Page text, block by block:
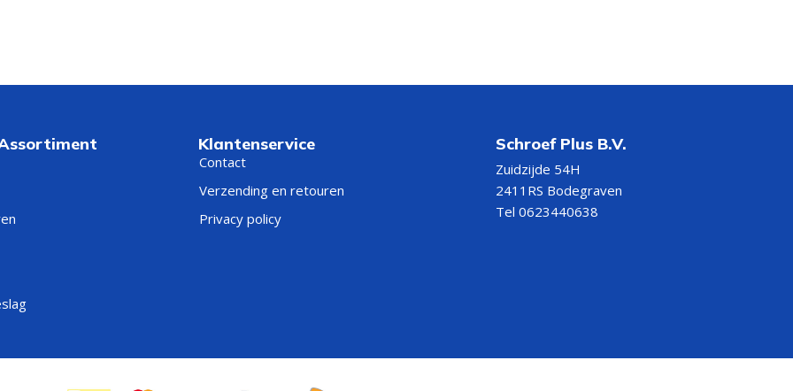
Klantenservice
Contact
Verzending en retouren
Privacy policy
Schroef Plus B.V.
Zuidzijde 54H
2411RS Bodegraven
Tel 0623440638